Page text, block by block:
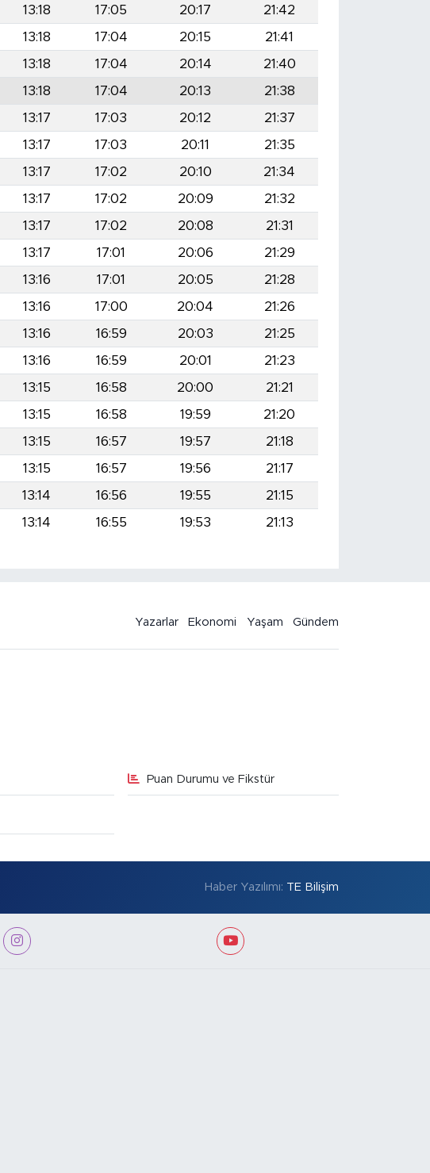
13:18 17:05 20:17
21:42
13:18 17:04 20:15
21:41
13:18 17:04 20:14
21:40
13:18 17:04 20:13
21:38
13:17 17:03 20:12
21:37
13:17 17:03 20:11
21:35
13:17 17:02 20:10
21:34
13:17 17:02 20:09
21:32
13:17 17:02 20:08
21:31
13:17 17:01 20:06
21:29
13:16 17:01 20:05
21:28
13:16 17:00 20:04
21:26
13:16 16:59 20:03
21:25
13:16 16:59 20:01
21:23
13:15 16:58 20:00
21:21
13:15 16:58 19:59
21:20
13:15 16:57 19:57
21:18
13:15 16:57 19:56
21:17
13:14 16:56 19:55
21:15
13:14 16:55 19:53 21:13
Yazarlar Ekonomi Yaşam Gündem
Puan Durumu ve Fikstür
Haber Yazılımı: TE Bilişim